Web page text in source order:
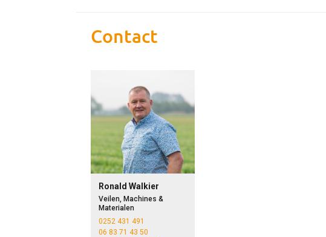
Contact
Ronald Walkier
Veilen, Machines &
Materialen
0252 431 491
06 83 71 43 50